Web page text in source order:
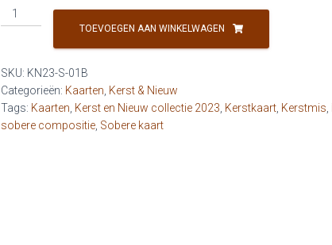
KN23
-
wenst
(rode
achtergrond)
aantal
TOEVOEGEN AAN WINKELWAGEN
SKU: KN23-S-01B
Categorieën: Kaarten Kerst & Nieuw
Tags: Kaarten Kerst en Nieuw collectie 2023 Kerstkaart Kerstmis
sobere compositie Sobere kaart